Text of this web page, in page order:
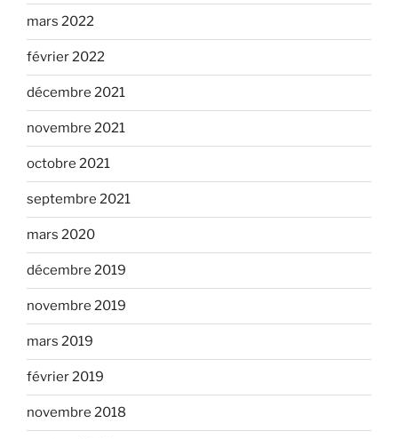
mars 2022
février 2022
décembre 2021
novembre 2021
octobre 2021
septembre 2021
mars 2020
décembre 2019
novembre 2019
mars 2019
février 2019
novembre 2018